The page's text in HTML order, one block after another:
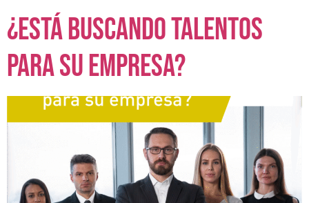
¿Está buscando talentos
para su empresa?